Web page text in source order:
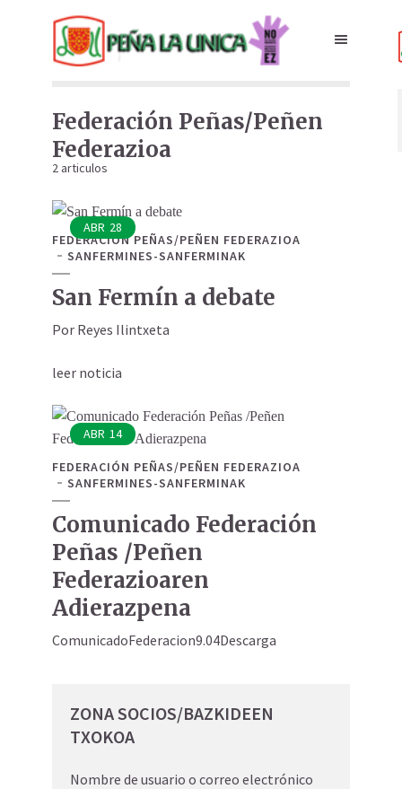
Federación Peñas/Peñen
Federazioa
2 articulos
ABR 28
FEDERACIÓN PEÑAS/PEÑEN FEDERAZIOA
SANFERMINES-SANFERMINAK
San Fermín a debate
Por Reyes Ilintxeta
leer noticia
ABR 14
FEDERACIÓN PEÑAS/PEÑEN FEDERAZIOA
SANFERMINES-SANFERMINAK
Comunicado Federación
Peñas /Peñen
Federazioaren
Adierazpena
ComunicadoFederacion9.04Descarga
ZONA SOCIOS/BAZKIDEEN
TXOKOA
Nombre de usuario o correo electrónico